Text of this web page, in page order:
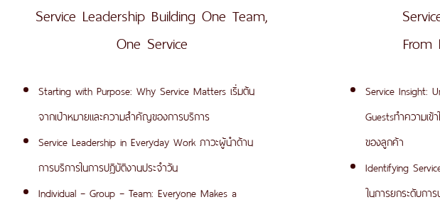
Service Leadership Building One Team,
One Service
Starting with Purpose: Why Service Matters เริ่มต้น
จากเป้าหมายและความสำคัญของการบริการ
Service Leadership in Everyday Work ภาวะผู้นำด้าน
การบริการในการปฏิบัติงานประจำวัน
Individual – Group – Team: Everyone Makes a
Service Insight:
Guestsทำความเข้
ของลูกค้า
Identifying
ในการยกระดับกา